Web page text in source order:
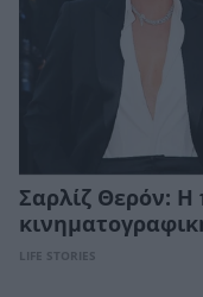
Σαρλίζ Θερόν:
LIFE STORIES